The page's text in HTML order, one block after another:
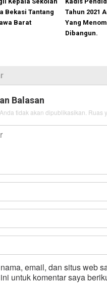
Bekasi Tantang
Barat
Tahun 2021
Yang
Dibangun.
Balasan
tidak akan dipublikasikan. Ruas
email, dan situs web
untuk komentar saya